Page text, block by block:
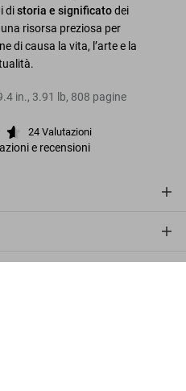
distoria e significatodei
risorsa preziosa per
di causa la vita, l’arte e la
in., 3.91 lb, 808 pagine
24 Valutazioni
e recensioni